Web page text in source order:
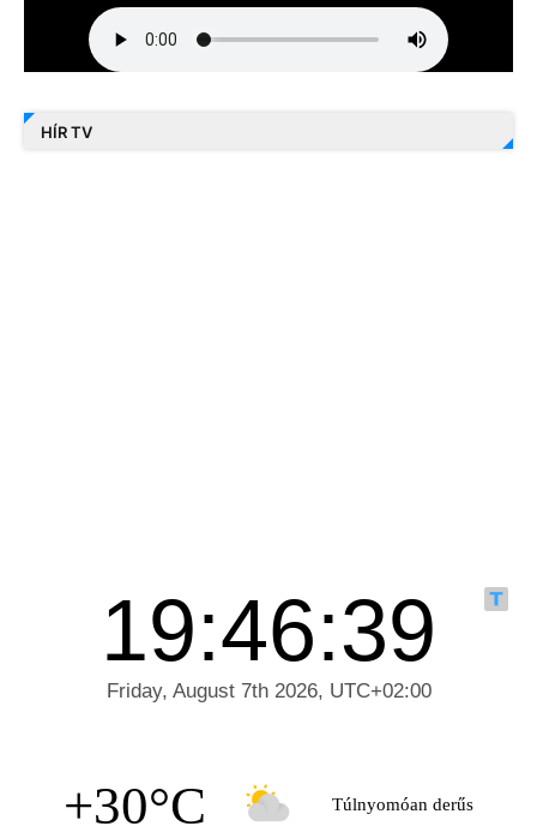
HÍR TV
+30°C Túlnyomóan derűs